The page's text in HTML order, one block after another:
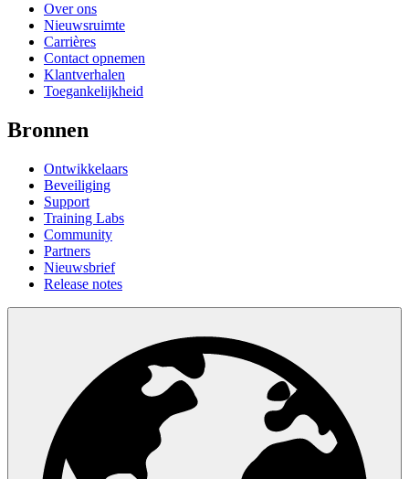
Over ons
Nieuwsruimte
Carrières
Contact opnemen
Klantverhalen
Toegankelijkheid
Bronnen
Ontwikkelaars
Beveiliging
Support
Training Labs
Community
Partners
Nieuwsbrief
Release notes